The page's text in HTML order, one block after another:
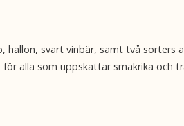
svart vinbär, samt två sorters
alla som uppskattar smakrika och